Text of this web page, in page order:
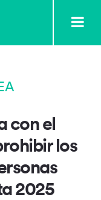
con el
los
2025